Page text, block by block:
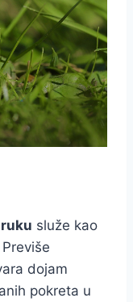
služe kao
dojam
pokreta u